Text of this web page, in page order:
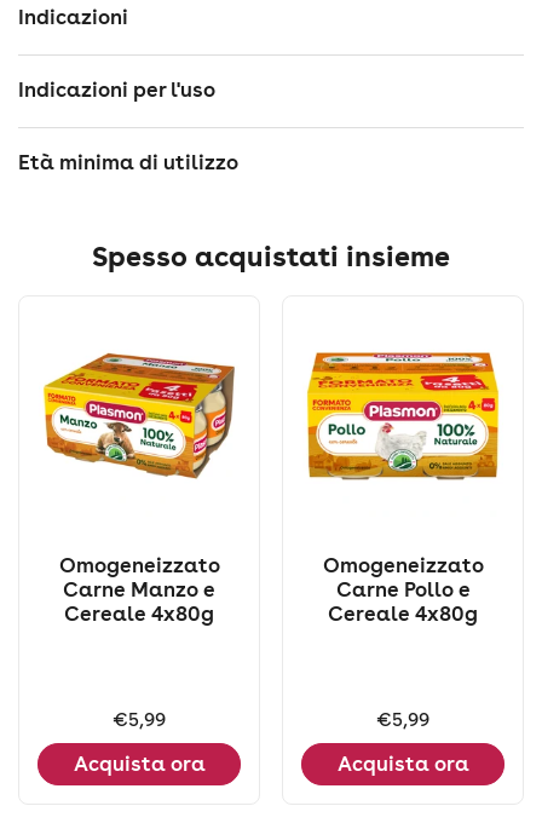
Indicazioni
Indicazioni per l'uso
Età minima di utilizzo
Spesso acquistati insieme
Omogeneizzato
Carne Manzo e
Cereale 4x80g
Prezzo:
€5,99
Acquista ora
Omogeneizzato
Carne Pollo e
Cereale 4x80g
Prezzo:
€5,99
Acquista ora